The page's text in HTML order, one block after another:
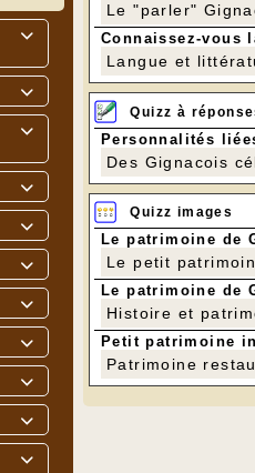











Le "parler"
Connaissez-vous
Langue et
Quizz à
Personnalités
Des Gignacois
Quizz images
Le patrimoine de
Le petit
Le patrimoine de
Histoire et
Petit patrimoine
Patrimoine